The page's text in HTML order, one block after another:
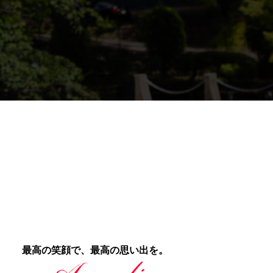
最高の笑顔で、最高の思い出を。